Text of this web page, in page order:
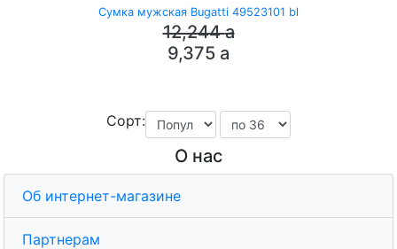
Сумка мужская Bugatti 49523101 bl
12,244a
9,375 a
Сорт:
О нас
Об интернет-магазине
Партнерам